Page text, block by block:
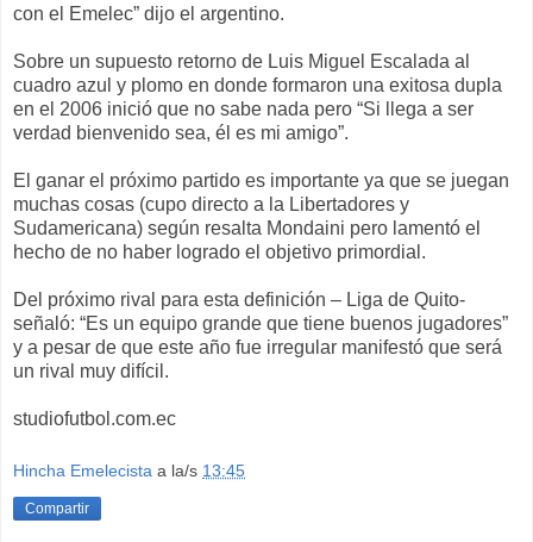
con el Emelec” dijo el argentino.
Sobre un supuesto retorno de Luis Miguel Escalada al
cuadro azul y plomo en donde formaron una exitosa dupla
en el 2006 inició que no sabe nada pero “Si llega a ser
verdad bienvenido sea, él es mi amigo”.
El ganar el próximo partido es importante ya que se juegan
muchas cosas (cupo directo a la Libertadores y
Sudamericana) según resalta Mondaini pero lamentó el
hecho de no haber logrado el objetivo primordial.
Del próximo rival para esta definición – Liga de Quito-
señaló: “Es un equipo grande que tiene buenos jugadores”
y a pesar de que este año fue irregular manifestó que será
un rival muy difícil.
studiofutbol.com.ec
Hincha Emelecista a la/s 13:45
Compartir